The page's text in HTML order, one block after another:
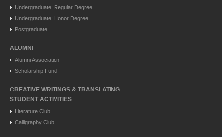
Undergraduate: Regular Degree
Undergraduate: Honor Degree
Postgraduate
ALUMNI
Alumni Association
Scholarship Fund
CREATIVE WRITINGS & TRANSLATING
STUDENT ACTIVITIES
Literature Club
Calligraphy Club